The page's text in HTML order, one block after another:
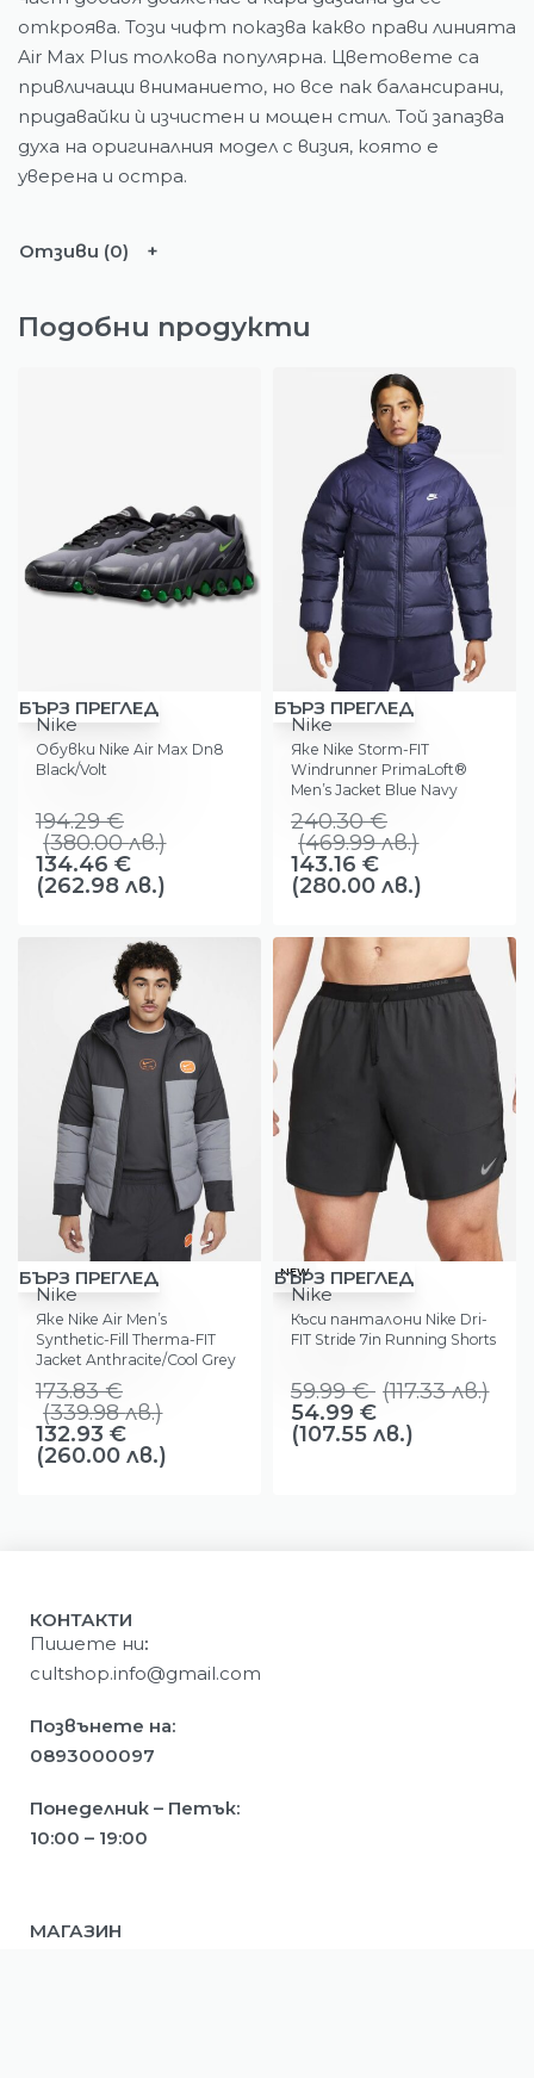
откроява. Този чифт показва какво прави линията
Air Max Plus толкова популярна. Цветовете са
привличащи вниманието, но все пак балансирани,
придавайки ѝ изчистен и мощен стил. Той запазва
духа на оригиналния модел с визия, която е
уверена и остра.
Отзиви (0)
Подобни продукти
-31%
БЪРЗ ПРЕГЛЕД
Nike
Обувки Nike Air Max Dn8
Black/Volt
194.29€
(380.00лв.)
134.46 €
(262.98 лв.)
-40%
БЪРЗ ПРЕГЛЕД
Nike
Яке Nike Storm-FIT
Windrunner PrimaLoft®
Men’s Jacket Blue Navy
240.30€
(469.99лв.)
143.16 €
(280.00 лв.)
-24%
БЪРЗ ПРЕГЛЕД
Nike
Яке Nike Air Men’s
Synthetic-Fill Therma-FIT
Jacket Anthracite/Cool Grey
173.83€
(339.98лв.)
132.93 €
(260.00 лв.)
-17%
NEW
БЪРЗ ПРЕГЛЕД
Nike
Къси панталони Nike Dri-
FIT Stride 7in Running Shorts
59.99€ (117.33лв.)
54.99 €
(107.55 лв.)
КОНТАКТИ
Пишете ни:
cultshop.info@gmail.com
Позвънете на:
0893000097
Понеделник – Петък:
10:00 – 19:00
МАГАЗИН